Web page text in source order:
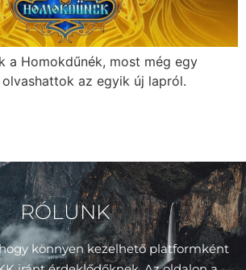
a Homokdűnék, most még egy
az egyik új lapról.
RÓLUNK
könnyen kezelhető platformként